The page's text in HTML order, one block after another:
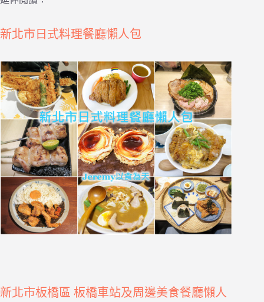
新北市日式料理餐廳懶人包
新北市板橋區 板橋車站及周邊美食餐廳懶人